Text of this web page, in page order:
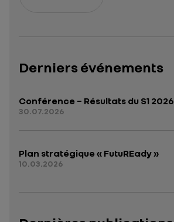
Derniers événements
Conférence – Résultats du S1 2026
30.07.2026
Plan stratégique « FutuREady »
10.03.2026